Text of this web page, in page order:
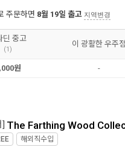
주문하면 8월 19일 출고 지역변경
딘 중고
(1)
이 광활한 우주점
원 -
The Farthing Wood
해외직수입